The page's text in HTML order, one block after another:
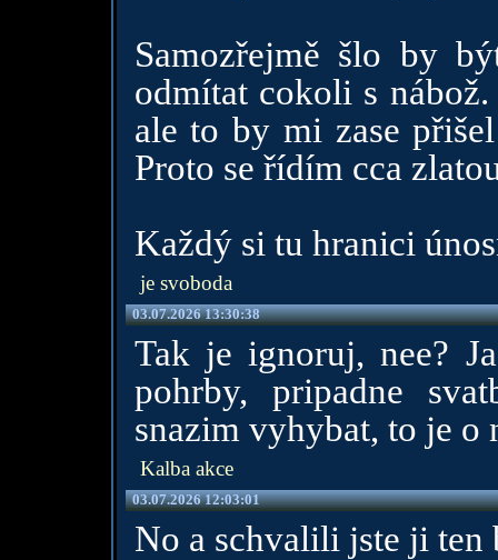
Samozřejmě šlo by
odmítat cokoli s
ale to by mi zase
Proto se řídím cca
Každý si tu hranici
je svoboda
03.07.2026 13:30:38
Tak je ignoruj, nee?
pohrby, pripadne
snazim vyhybat, to je o
Kalba akce
03.07.2026 12:03:01
No a schvalili jste ji ten